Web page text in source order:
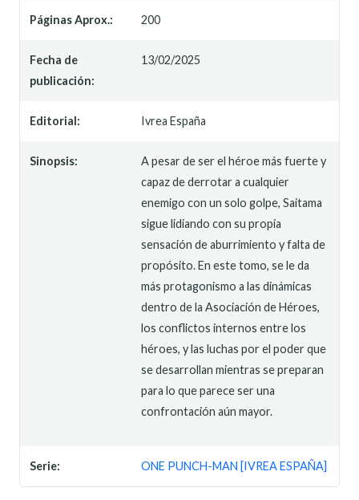
Páginas Aprox.: 200
Fecha de
publicación:
13/02/2025
Editorial: Ivrea España
Sinopsis:
A pesar de ser el héroe más fuerte y
capaz de derrotar a cualquier
enemigo con un solo golpe, Saitama
sigue lidiando con su propia
sensación de aburrimiento y falta de
propósito. En este tomo, se le da
más protagonismo a las dinámicas
dentro de la Asociación de Héroes,
los conflictos internos entre los
héroes, y las luchas por el poder que
se desarrollan mientras se preparan
para lo que parece ser una
confrontación aún mayor.
Serie: ONE PUNCH-MAN [IVREA ESPAÑA]